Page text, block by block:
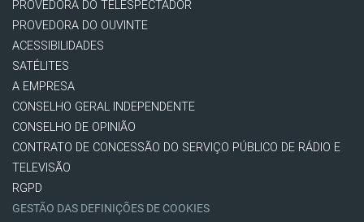
PROVEDORA DO TELESPECTADOR
PROVEDORA DO OUVINTE
ACESSIBILIDADES
SATÉLITES
A EMPRESA
CONSELHO GERAL INDEPENDENTE
CONSELHO DE OPINIÃO
CONTRATO DE CONCESSÃO DO SERVIÇO PÚBLICO DE RÁDIO E
TELEVISÃO
RGPD
GESTÃO DAS DEFINIÇÕES DE COOKIES